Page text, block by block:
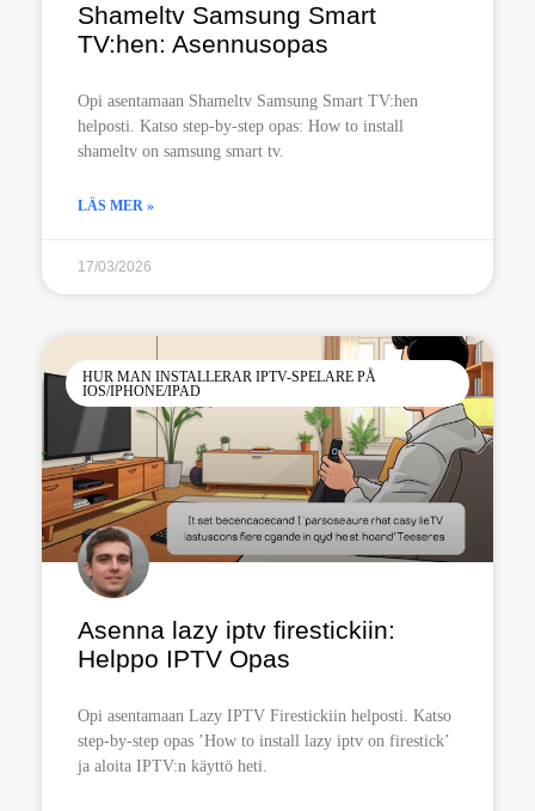
Shameltv Samsung Smart
TV:hen: Asennusopas
Opi asentamaan Shameltv Samsung Smart TV:hen
helposti. Katso step-by-step opas: How to install
shameltv on samsung smart tv.
LÄS MER »
17/03/2026
HUR MAN INSTALLERAR IPTV-SPELARE PÅ
IOS/IPHONE/IPAD
Asenna lazy iptv firestickiin:
Helppo IPTV Opas
Opi asentamaan Lazy IPTV Firestickiin helposti. Katso
step-by-step opas ’How to install lazy iptv on firestick’
ja aloita IPTV:n käyttö heti.